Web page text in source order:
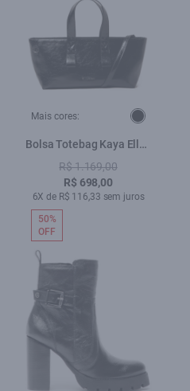
Mais cores:
Bolsa Totebag Kaya Ellus
Preto
R$ 1.169,00
R$ 698,00
6X de R$ 116,33 sem juros
50%
OFF